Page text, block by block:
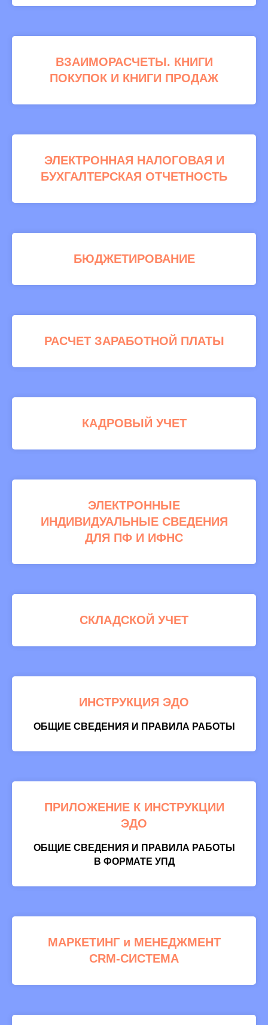
ВЗАИМОРАСЧЕТЫ. КНИГИ
ПОКУПОК И КНИГИ ПРОДАЖ
ЭЛЕКТРОННАЯ НАЛОГОВАЯ И
БУХГАЛТЕРСКАЯ ОТЧЕТНОСТЬ
БЮДЖЕТИРОВАНИЕ
РАСЧЕТ ЗАРАБОТНОЙ ПЛАТЫ
КАДРОВЫЙ УЧЕТ
ЭЛЕКТРОННЫЕ
ИНДИВИДУАЛЬНЫЕ СВЕДЕНИЯ
ДЛЯ ПФ И ИФНС
СКЛАДСКОЙ УЧЕТ
ИНСТРУКЦИЯ ЭДО
ОБЩИЕ СВЕДЕНИЯ И ПРАВИЛА РАБОТЫ
ПРИЛОЖЕНИЕ К ИНСТРУКЦИИ
ЭДО
ОБЩИЕ СВЕДЕНИЯ И ПРАВИЛА РАБОТЫ
В ФОРМАТЕ УПД
МАРКЕТИНГ и МЕНЕДЖМЕНТ
CRM-СИСТЕМА